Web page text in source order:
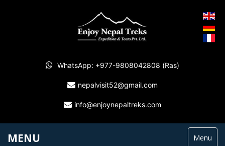
WhatsApp: +977-9808042808 (Ras)
nepalvisit52@gmail.com
info@enjoynepaltreks.com
MENU Menu